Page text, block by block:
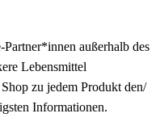
außerhalb des
Lebensmittel
zu jedem Produkt den/
Informationen.